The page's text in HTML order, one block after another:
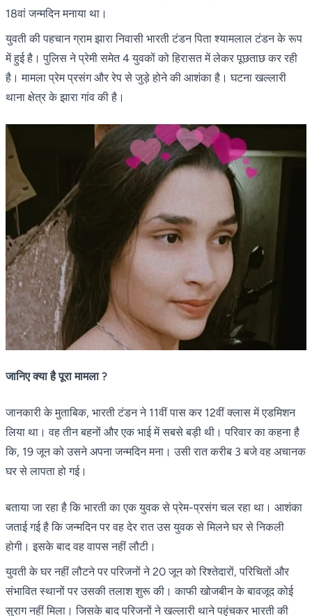
18वां जन्मदिन मनाया था।
युवती की पहचान ग्राम झारा निवासी भारती टंडन पिता श्यामलाल टंडन के रूप
में हुई है। पुलिस ने प्रेमी समेत 4 युवकों को हिरासत में लेकर पूछताछ कर रही
है। मामला प्रेम प्रसंग और रेप से जुड़े होने की आशंका है। घटना खल्लारी
थाना क्षेत्र के झारा गांव की है।
जानिए क्या है पूरा मामला ?
जानकारी के मुताबिक, भारती टंडन ने 11वीं पास कर 12वीं क्लास में एडमिशन
लिया था। वह तीन बहनों और एक भाई में सबसे बड़ी थी। परिवार का कहना है
कि, 19 जून को उसने अपना जन्मदिन मना। उसी रात करीब 3 बजे वह अचानक
घर से लापता हो गई।
बताया जा रहा है कि भारती का एक युवक से प्रेम-प्रसंग चल रहा था। आशंका
जताई गई है कि जन्मदिन पर वह देर रात उस युवक से मिलने घर से निकली
होगी। इसके बाद वह वापस नहीं लौटी।
युवती के घर नहीं लौटने पर परिजनों ने 20 जून को रिश्तेदारों, परिचितों और
संभावित स्थानों पर उसकी तलाश शुरू की। काफी खोजबीन के बावजूद कोई
सुराग नहीं मिला। जिसके बाद परिजनों ने खल्लारी थाने पहुंचकर भारती की